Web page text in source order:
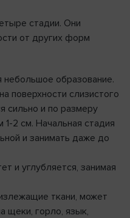
стадии. Они
от других форм
небольшое образование.
поверхности слизистого
сильно и по размеру
1-2 см. Начальная стадия
и занимать даже до
и углубляется, занимая
ткани, может
щеки, горло, язык,